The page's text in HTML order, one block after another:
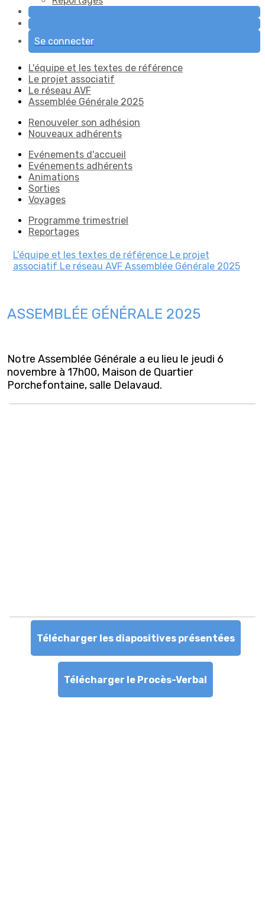
Se connecter
L'équipe et les textes de référence
Le projet associatif
Le réseau AVF
Assemblée Générale 2025
Renouveler son adhésion
Nouveaux adhérents
Evénements d'accueil
Evénements adhérents
Animations
Sorties
Voyages
Programme trimestriel
Reportages
L'équipe et les textes de référence Le projet
associatif Le réseau AVF Assemblée Générale 2025
ASSEMBLÉE GÉNÉRALE 2025
Notre Assemblée Générale a eu lieu le jeudi 6
novembre à 17h00, Maison de Quartier
Porchefontaine, salle Delavaud.
Télécharger les diapositives présentées
Télécharger le Procès-Verbal